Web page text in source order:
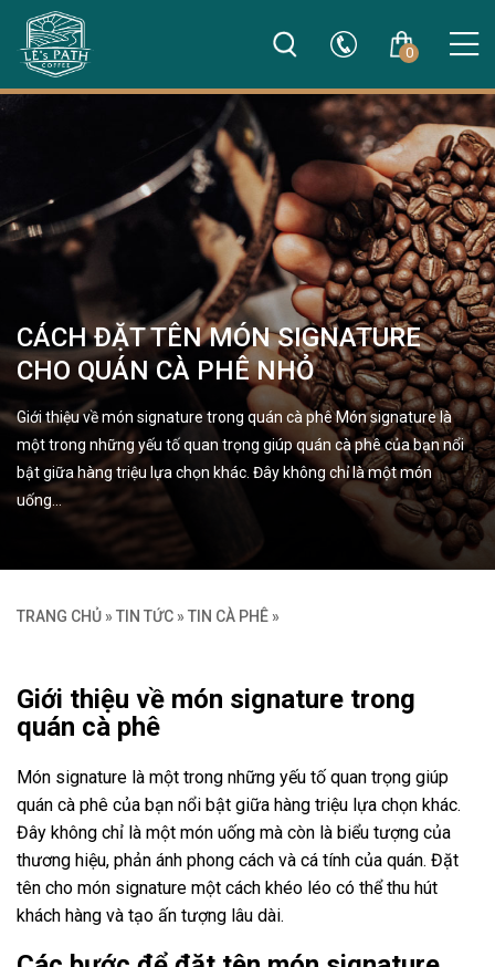
0
CÁCH ĐẶT TÊN MÓN SIGNATURE
CHO QUÁN CÀ PHÊ NHỎ
Giới thiệu về món signature trong quán cà phê Món signature là
một trong những yếu tố quan trọng giúp quán cà phê của bạn nổi
bật giữa hàng triệu lựa chọn khác. Đây không chỉ là một món
uống…
TRANG CHỦ » TIN TỨC » TIN CÀ PHÊ »
Giới thiệu về món signature trong
quán cà phê
Món signature là một trong những yếu tố quan trọng giúp
quán cà phê của bạn nổi bật giữa hàng triệu lựa chọn khác.
Đây không chỉ là một món uống mà còn là biểu tượng của
thương hiệu, phản ánh phong cách và cá tính của quán. Đặt
tên cho món signature một cách khéo léo có thể thu hút
khách hàng và tạo ấn tượng lâu dài.